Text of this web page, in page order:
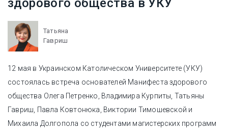
здорового общества в УКУ
Татьяна
Гавриш
12 мая в Украинском Католическом Университете (УКУ)
состоялась встреча основателей Манифеста здорового
общества Олега Петренко, Владимира Курпиты, Татьяны
Гавриш, Павла Ковтонюка, Виктории Тимошевской и
Михаила Долгопола со студентами магистерских программ